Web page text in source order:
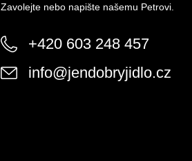
Zavolejte nebo napište našemu Petrovi.
+420 603 248 457
info@jendobryjidlo.cz